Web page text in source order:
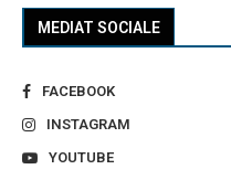
MEDIAT SOCIALE
FACEBOOK
INSTAGRAM
YOUTUBE